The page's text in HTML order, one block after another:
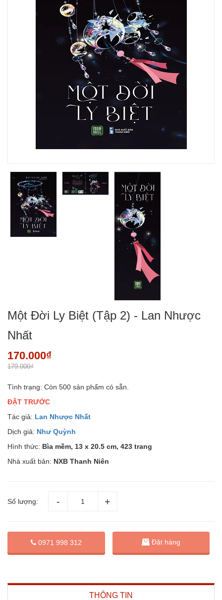
Một Đời Ly Biệt (Tập 2) - Lan Nhược
Nhất
170.000₫
179.000₫
Tình trạng: Còn 500 sản phẩm có sẵn.
ĐẶT TRƯỚC
Tác giả: Lan Nhược Nhất
Dịch giả: Như Quỳnh
Hình thức: Bìa mềm, 13 x 20.5 cm, 423 trang
Nhà xuất bản: NXB Thanh Niên
Số lượng:
0971 998 312 Đặt hàng
THÔNG TIN